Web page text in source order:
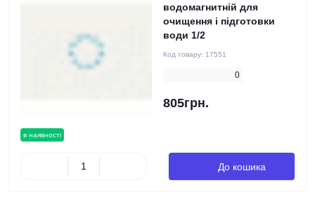
в наявності
водомагнитній для
очищення і підготовки
води 1/2
Код товару: 17551
0
805грн.
До кошика